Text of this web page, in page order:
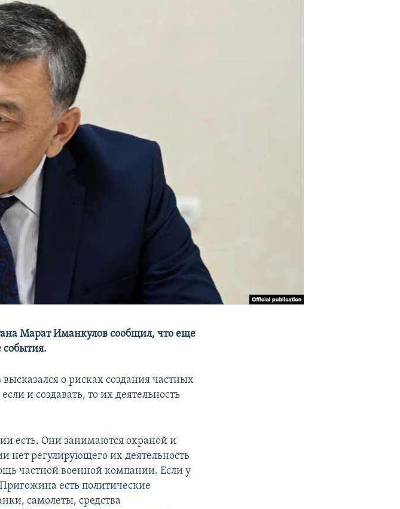
Марат Иманкулов сообщил, что еще
события.
о рисках создания частных
и создавать, то их деятельность
есть. Они занимаются охраной и
нет регулирующего их деятельность
частной военной компании. Если у
есть политические
самолеты, средства